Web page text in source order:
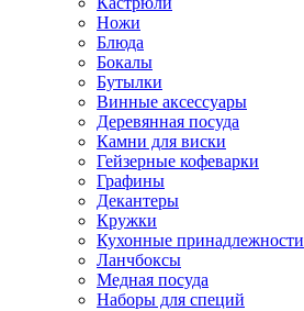
Ножи
Блюда
Бокалы
Бутылки
Винные аксессуары
Деревянная посуда
Камни для виски
Гейзерные кофеварки
Графины
Декантеры
Кружки
Кухонные принадлежности
Ланчбоксы
Медная посуда
Наборы для специй